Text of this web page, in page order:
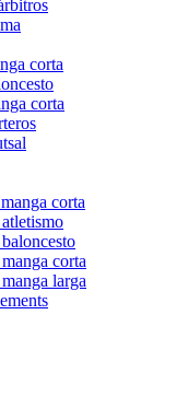
corta
corta
corta
corta
larga